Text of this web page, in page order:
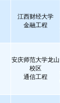
江西财经大学
金融工程
安庆师范大学龙山
校区
通信工程